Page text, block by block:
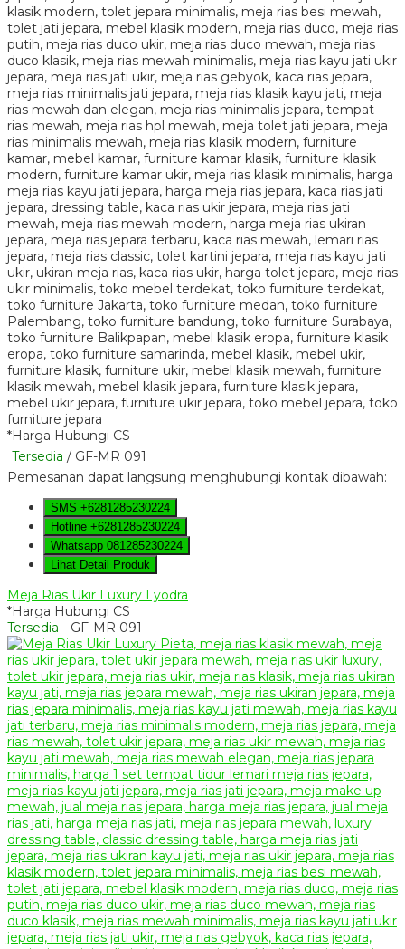
*Harga Hubungi CS
Tersedia / GF-MR 091
Pemesanan dapat langsung menghubungi kontak dibawah:
SMS +6281285230224
Hotline +6281285230224
Whatsapp 081285230224
Lihat Detail Produk
Meja Rias Ukir Luxury Lyodra
*Harga Hubungi CS
Tersedia - GF-MR 091